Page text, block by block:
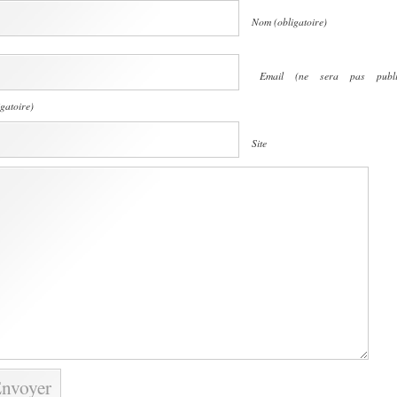
Nom (obligatoire)
Email (ne sera pas
Site